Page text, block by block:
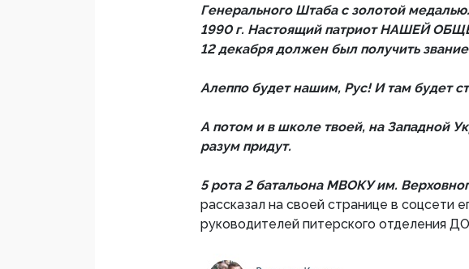
Генерального Штаба с золотой
1990 г. Настоящий патриот НАШЕЙ
12 декабря должен был получить
Алеппо будет нашим, Рус! И там будет
А потом и в школе твоей, на Западной
разум придут.
5 рота 2 батальона МВОКУ им.
рассказал на своей странице в соцсети
руководителей питерского отделения